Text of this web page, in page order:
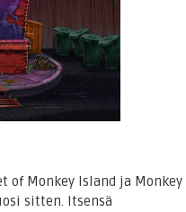
of Monkey Island ja Monkey
sitten. Itsensä